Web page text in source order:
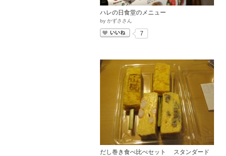
ハレの日食堂のメニュー
by かずささん
いいね
7
だし巻き食べ比べセット スタンダード